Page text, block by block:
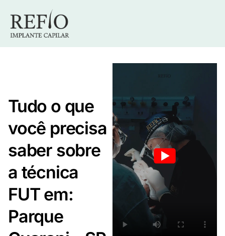
Tudo o que
você precisa
saber sobre
a técnica
FUT em:
Parque